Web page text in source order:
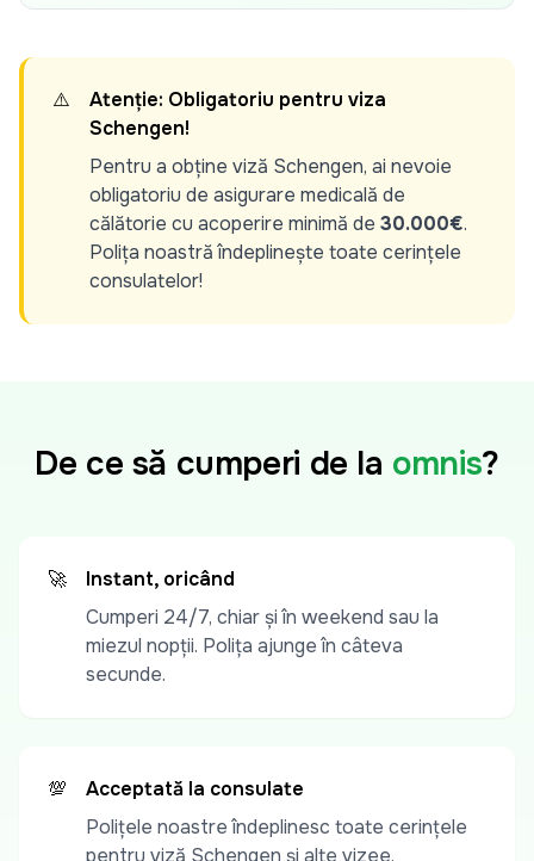
⚠️
Atenție: Obligatoriu pentru viza
Schengen!
Pentru a obține viză Schengen, ai nevoie
obligatoriu de asigurare medicală de
călătorie cu acoperire minimă de 30.000€.
Polița noastră îndeplinește toate cerințele
consulatelor!
De ce să cumperi de la omnis?
🚀
Instant, oricând
Cumperi 24/7, chiar și în weekend sau la
miezul nopții. Polița ajunge în câteva
secunde.
💯
Acceptată la consulate
Polițele noastre îndeplinesc toate cerințele
pentru viză Schengen și alte vizee.